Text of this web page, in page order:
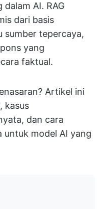
AI. RAG
dari basis
sumber tepercaya,
yang
faktual.
Artikel ini
kasus
dan cara
untuk model AI yang